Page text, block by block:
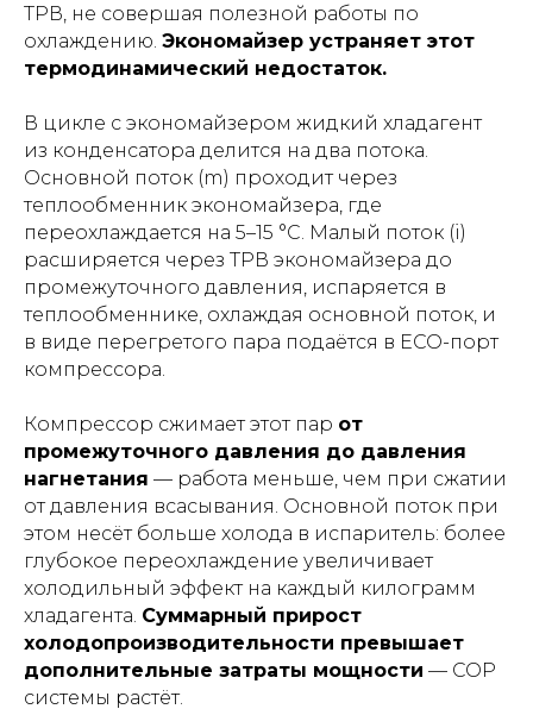
ТРВ, не совершая полезной работы по
охлаждению. Экономайзер устраняет этот
термодинамический недостаток.
В цикле с экономайзером жидкий хладагент
из конденсатора делится на два потока.
Основной поток (m) проходит через
теплообменник экономайзера, где
переохлаждается на 5–15 °C. Малый поток (i)
расширяется через ТРВ экономайзера до
промежуточного давления, испаряется в
теплообменнике, охлаждая основной поток, и
в виде перегретого пара подаётся в ECO-порт
компрессора.
Компрессор сжимает этот пар от
промежуточного давления до давления
нагнетания — работа меньше, чем при сжатии
от давления всасывания. Основной поток при
этом несёт больше холода в испаритель: более
глубокое переохлаждение увеличивает
холодильный эффект на каждый килограмм
хладагента. Суммарный прирост
холодопроизводительности превышает
дополнительные затраты мощности — COP
системы растёт.